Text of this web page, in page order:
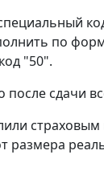
по
"50".
сдачи
размера